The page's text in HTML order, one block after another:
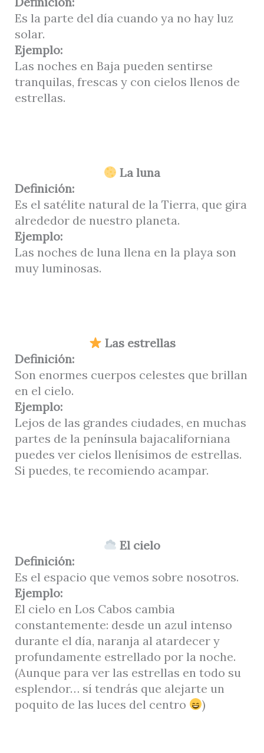
Es la parte del día cuando ya no hay luz
solar.
Ejemplo:
Las noches en Baja pueden sentirse
tranquilas, frescas y con cielos llenos de
estrellas.
La luna
Definición:
Es el satélite natural de la Tierra, que gira
alrededor de nuestro planeta.
Ejemplo:
Las noches de luna llena en la playa son
muy luminosas.
Las estrellas
Definición:
Son enormes cuerpos celestes que brillan
en el cielo.
Ejemplo:
Lejos de las grandes ciudades, en muchas
partes de la península bajacaliforniana
puedes ver cielos llenísimos de estrellas.
Si puedes, te recomiendo acampar.
El cielo
Definición:
Es el espacio que vemos sobre nosotros.
Ejemplo:
El cielo en Los Cabos cambia
constantemente: desde un azul intenso
durante el día, naranja al atardecer y
profundamente estrellado por la noche.
(Aunque para ver las estrellas en todo su
esplendor… sí tendrás que alejarte un
poquito de las luces del centro
)